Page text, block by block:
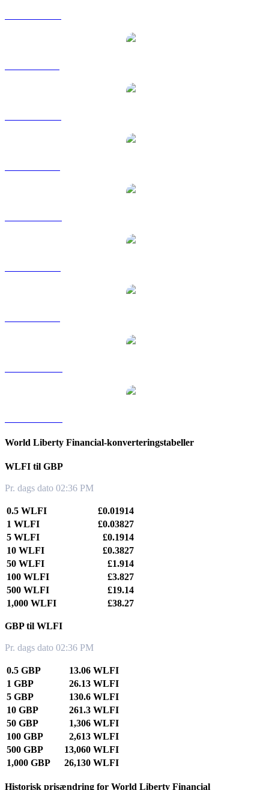
World Liberty Financial-konverteringstabeller
WLFI til GBP
Pr. dags dato 02:36 PM
0.5 WLFI
£0.01914
1 WLFI
£0.03827
5 WLFI
£0.1914
10 WLFI
£0.3827
50 WLFI
£1.914
100 WLFI
£3.827
500 WLFI
£19.14
1,000 WLFI
£38.27
GBP til WLFI
Pr. dags dato 02:36 PM
0.5 GBP
13.06 WLFI
1 GBP
26.13 WLFI
5 GBP
130.6 WLFI
10 GBP
261.3 WLFI
50 GBP
1,306 WLFI
100 GBP
2,613 WLFI
500 GBP
13,060 WLFI
1,000 GBP
26,130 WLFI
Historisk prisændring for World Liberty Financial